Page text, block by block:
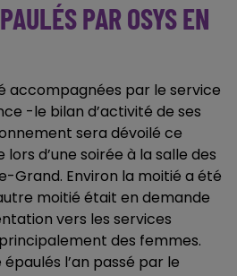
PAR OSYS EN
accompagnées par le service
-le bilan d’activité de ses
sera dévoilé ce
d’une soirée à la salle des
Grand. Environ la moitié a été
moitié était en demande
vers les services
des femmes.
l’an passé par le